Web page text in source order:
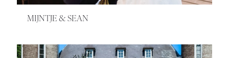
MIJNTJE & SEAN